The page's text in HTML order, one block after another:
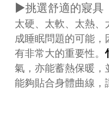
▶挑選舒適的寢具
太硬、太軟、太熱
成睡眠問題的可能
有非常大的重要性。
氣，亦能蓄熱保暖
能夠貼合身體曲線，